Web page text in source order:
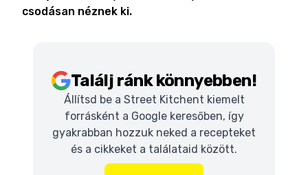
csodásan néznek ki.
Találj ránk könnyebben!
Állítsd be a Street Kitchent kiemelt
forrásként a Google keresőben, így
gyakrabban hozzuk neked a recepteket
és a cikkeket a találataid között.